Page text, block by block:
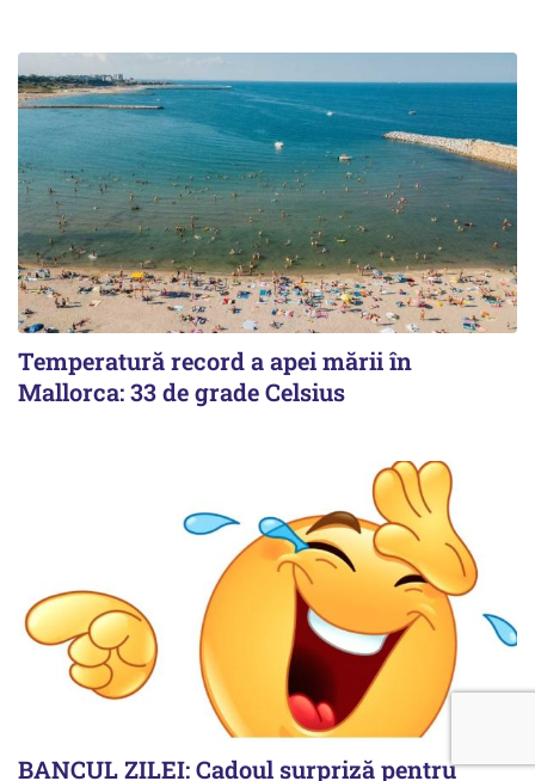
Temperatură record a apei mării în
Mallorca: 33 de grade Celsius
BANCUL ZILEI: Cadoul surpriză pentru